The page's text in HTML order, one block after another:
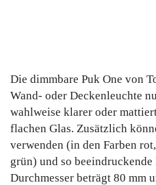
Die dimmbare Puk One von
Wand- oder Deckenleuchte
wahlweise klarer oder
flachen Glas. Zusätzlich
verwenden (in den Farben
grün) und so
Durchmesser beträgt 80 mm